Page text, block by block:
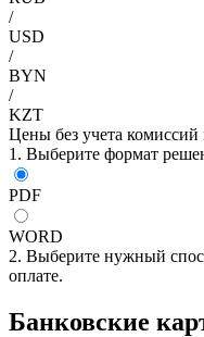
/
USD
/
BYN
/
KZT
Цены без учета
1. Выберите формат
PDF
WORD
2. Выберите нужный
оплате.
Банковские